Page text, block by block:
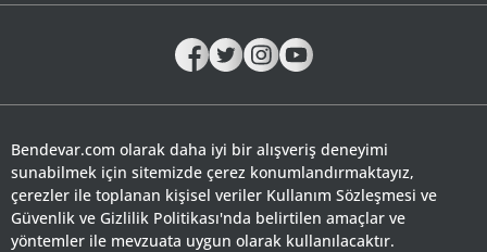
Bendevar.com olarak daha iyi bir alışveriş deneyimi
sunabilmek için sitemizde çerez konumlandırmaktayız,
çerezler ile toplanan kişisel veriler Kullanım Sözleşmesi ve
Güvenlik ve Gizlilik Politikası'nda belirtilen amaçlar ve
yöntemler ile mevzuata uygun olarak kullanılacaktır.